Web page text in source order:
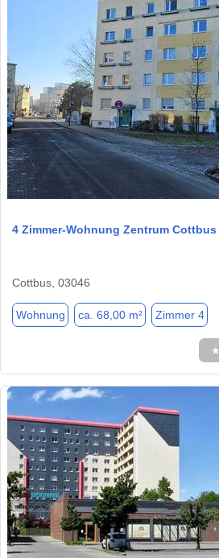
4 Zimmer-Wohnung Zentrum Cottbus
Cottbus, 03046
Wohnung ca. 68,00 m² Zimmer 4
★